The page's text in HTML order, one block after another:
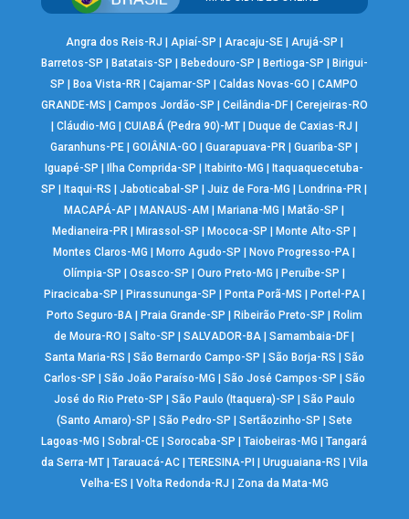
Angra dos Reis-RJ | Apiaí-SP | Aracaju-SE| Arujá-SP |
Barretos-SP | Batatais-SP | Bebedouro-SP | Bertioga-SP | Birigui-
SP |Boa Vista-RR |Cajamar-SP |Caldas Novas-GO |CAMPO
GRANDE-MS | Campos Jordão-SP | Ceilândia-DF| Cerejeiras-RO
| Cláudio-MG | CUIABÁ (Pedra 90)-MT| Duque de Caxias-RJ |
Garanhuns-PE |GOIÂNIA-GO |Guarapuava-PR |Guariba-SP |
Iguapé-SP |Ilha Comprida-SP |Itabirito-MG |Itaquaquecetuba-
SP |Itaqui-RS |Jaboticabal-SP |Juiz de Fora-MG |Londrina-PR |
MACAPÁ-AP |MANAUS-AM |Mariana-MG |Matão-SP |
Medianeira-PR |Mirassol-SP |Mococa-SP |Monte Alto-SP |
Montes Claros-MG |Morro Agudo-SP |Novo Progresso-PA |
Olímpia-SP |Osasco-SP |Ouro Preto-MG |Peruíbe-SP |
Piracicaba-SP | Pirassununga-SP | Ponta Porã-MS | Portel-PA|
Porto Seguro-BA| Praia Grande-SP | Ribeirão Preto-SP | Rolim
de Moura-RO |Salto-SP |SALVADOR-BA |Samambaia-DF |
Santa Maria-RS | São Bernardo Campo-SP | São Borja-RS | São
Carlos-SP | São João Paraíso-MG | São José Campos-SP | São
José do Rio Preto-SP | São Paulo (Itaquera)-SP | São Paulo
(Santo Amaro)-SP | São Pedro-SP | Sertãozinho-SP | Sete
Lagoas-MG |Sobral-CE |Sorocaba-SP |Taiobeiras-MG |Tangará
da Serra-MT| Tarauacá-AC| TERESINA-PI | Uruguaiana-RS | Vila
Velha-ES | Volta Redonda-RJ | Zona da Mata-MG